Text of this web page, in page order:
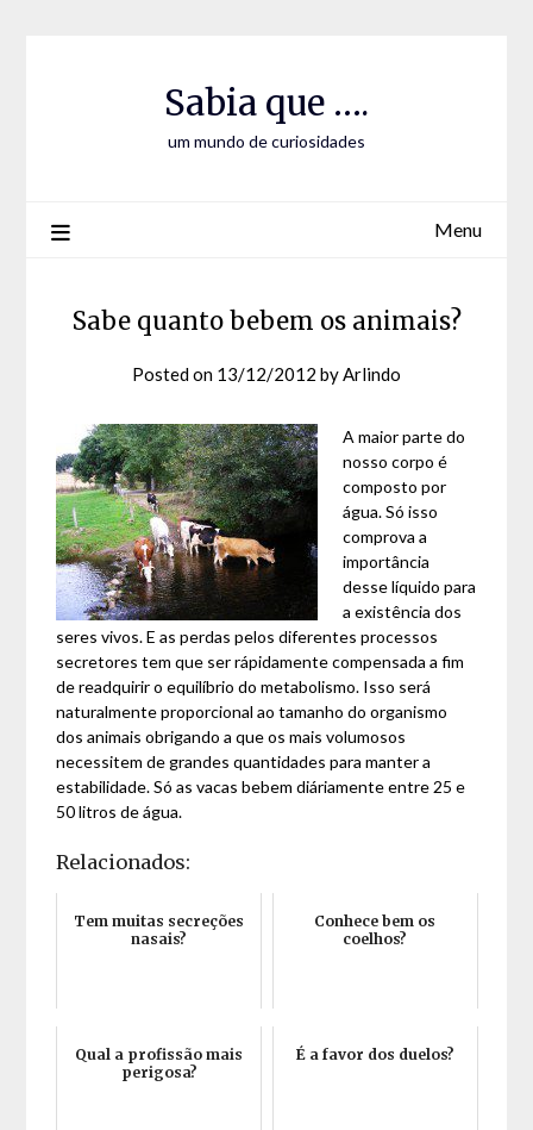
Sabia que ….
um mundo de curiosidades
Menu
Sabe quanto bebem os animais?
Posted on 13/12/2012 byArlindo
A maior parte do
nosso corpo é
composto por
água. Só isso
comprova a
importância
desse líquido para
a existência dos
seres vivos. E as perdas pelos diferentes processos
secretores tem que ser rápidamente compensada a fim
de readquirir o equilíbrio do metabolismo. Isso será
naturalmente proporcional ao tamanho do organismo
dos animais obrigando a que os mais volumosos
necessitem de grandes quantidades para manter a
estabilidade. Só as vacas bebem diáriamente entre 25 e
50 litros de água.
Relacionados:
Tem muitas secreções
nasais?
Conhece bem os
coelhos?
Qual a profissão mais
perigosa?
É a favor dos duelos?